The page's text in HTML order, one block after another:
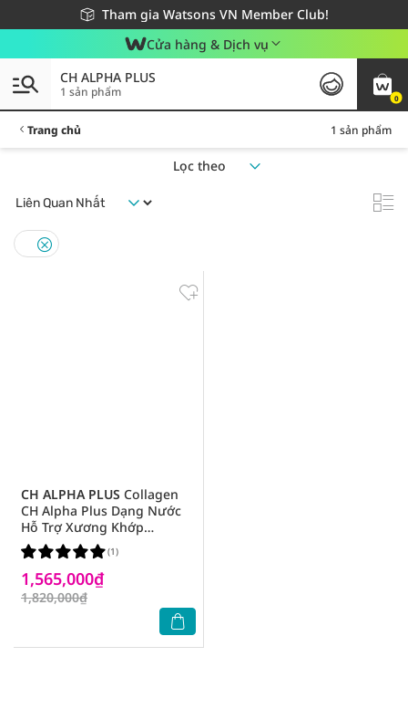
Tham gia Watsons VN Member Club!
Miễn phí giao hàng cho đơn hàng từ 249,000Đ
Giao hàng nhanh 24h - Áp dụng khu vực TP. Hồ Chí Minh
Cửa hàng & Dịch vụ
0
CH ALPHA PLUS
1 sản phẩm
Trang chủ 1 sản phẩm
Lọc theo
CH ALPHA PLUS Collagen
CH Alpha Plus Dạng Nước
Hỗ Trợ Xương Khớp
25mlx30pcs
1,565,000₫
1,820,000₫
(1)